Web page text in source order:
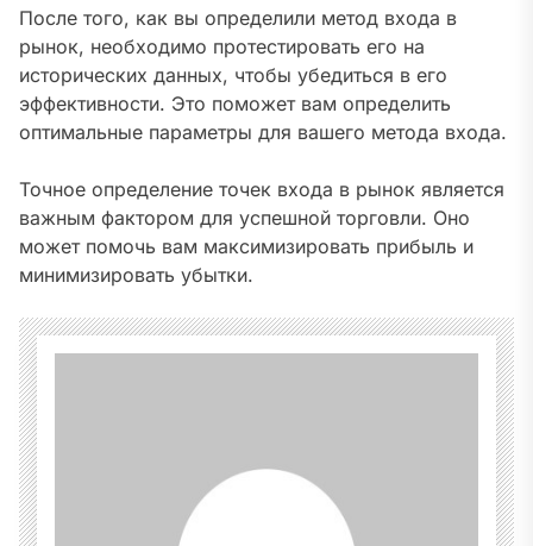
После того, как вы определили метод входа в
рынок, необходимо протестировать его на
исторических данных, чтобы убедиться в его
эффективности. Это поможет вам определить
оптимальные параметры для вашего метода входа.
Точное определение точек входа в рынок является
важным фактором для успешной торговли. Оно
может помочь вам максимизировать прибыль и
минимизировать убытки.